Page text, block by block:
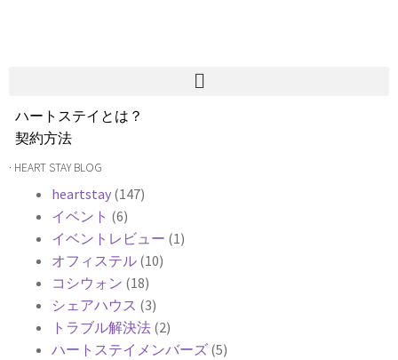
ハートステイとは？
契約方法
韓国不動産情報
よくある質問
Heartee
· HEART STAY BLOG
heartstay (147)
イベント (6)
イベントレビュー (1)
オフィステル (10)
コシウォン (18)
シェアハウス (3)
トラブル解決法 (2)
ハートステイメンバーズ (5)